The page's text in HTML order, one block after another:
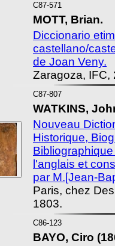
C87-571
MOTT, Brian.
Diccionario
castellano/
de Joan Veny.
Zaragoza, IFC,
C87-807
WATKINS,
Nouveau
Historique,
l'anglais et
par M.[Jean-
Paris, chez
1803.
C86-123
BAYO, Ciro